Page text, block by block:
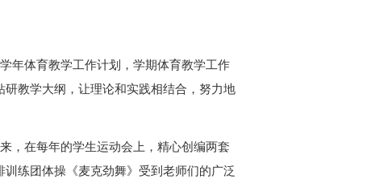
年体育教学工作计划，学期体育教学工作
教学大纲，让理论和实践相结合，努力地
，在每年的学生运动会上，精心创编两套
练团体操《麦克劲舞》受到老师们的广泛